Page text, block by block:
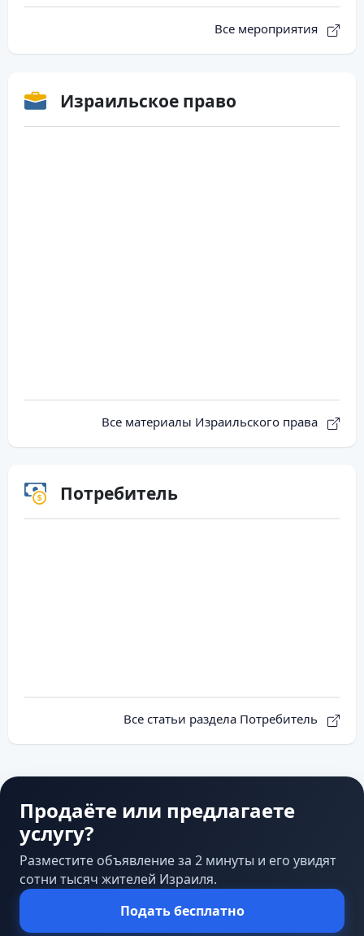
Все мероприятия
Израильское право
Все материалы Израильского права
Потребитель
Все статьи раздела Потребитель
Продаёте или предлагаете
услугу?
Разместите объявление за 2 минуты и его увидят
сотни тысяч жителей Израиля.
Подать бесплатно